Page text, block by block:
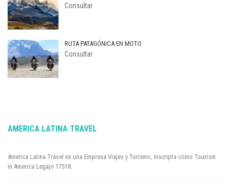
Consultar
RUTA PATAGÓNICA EN MOTO
Consultar
AMERICA LATINA TRAVEL
America Latina Travel es una Empresa Viajes y Turismo, inscripta como Tourism
in America Legajo 17518.